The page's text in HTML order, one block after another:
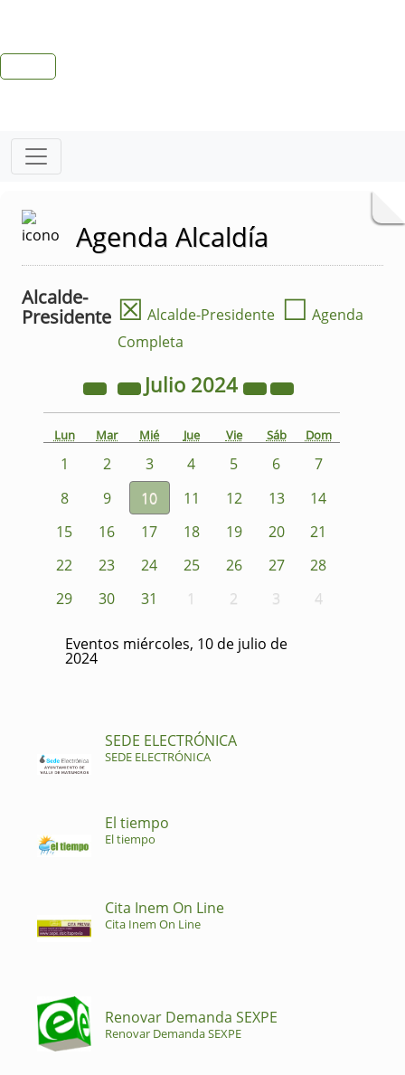
Agenda Alcaldía
Alcalde-
Presidente ☒ Alcalde-Presidente ☐ Agenda
Completa
Julio 2024
Lun Mar Mié Jue Vie Sáb Dom
1 2 3 4 5 6
7
8
9 10 11 12 13
14
15
16 17 18 19 20
21
22
23 24 25 26 27
28
29
30 31 1 2 3 4
Eventos miércoles, 10 de julio de
2024
SEDE ELECTRÓNICA
SEDE ELECTRÓNICA
El tiempo
El tiempo
Cita Inem On Line
Cita Inem On Line
Renovar Demanda SEXPE
Renovar Demanda SEXPE